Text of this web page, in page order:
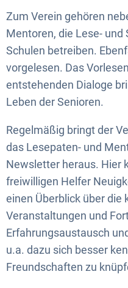
Zum Verein gehören
Mentoren, die Lese- und
Schulen betreiben.
vorgelesen. Das
entstehenden Dialoge
Leben der Senioren.
Regelmäßig bringt der
das Lesepaten- und
Newsletter heraus. Hier
freiwilligen Helfer
einen Überblick über die
Veranstaltungen und
Erfahrungsaustausch
u.a. dazu sich besser
Freundschaften zu